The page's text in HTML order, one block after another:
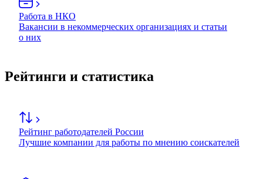
Работа в НКО
Вакансии в некоммерческих организациях и статьи
о них
Рейтинги и статистика
Рейтинг работодателей России
Лучшие компании для работы по мнению соискателей